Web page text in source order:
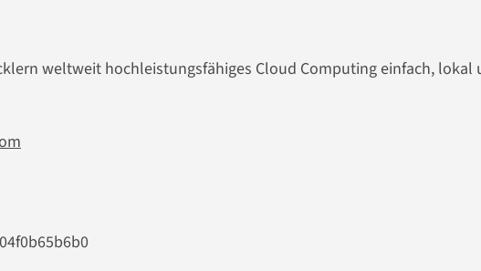
weltweit hochleistungsfähiges Cloud Computing einfach, lokal